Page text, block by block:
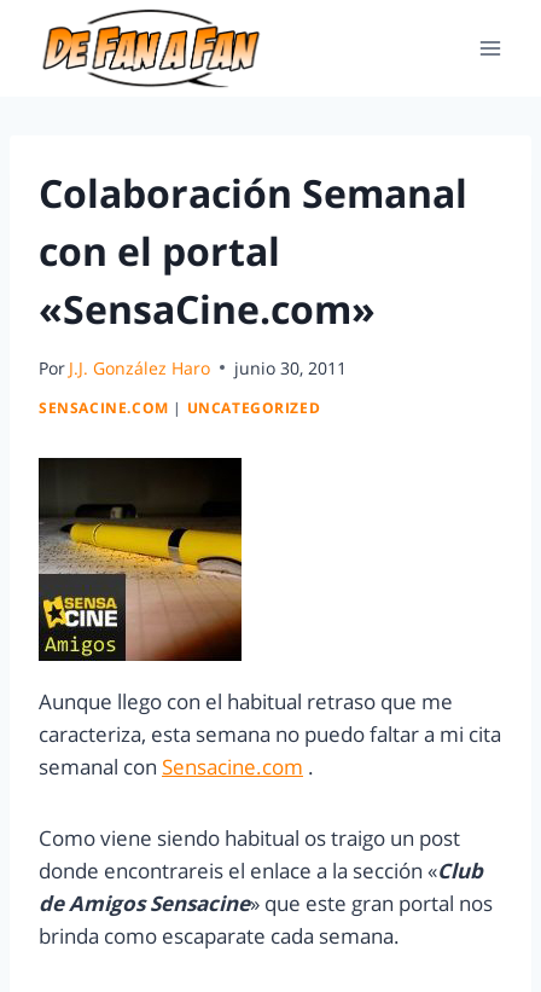
Colaboración Semanal
con el portal
«SensaCine.com»
Por J.J. González Haro junio 30, 2011
SENSACINE.COM | UNCATEGORIZED
Aunque llego con el habitual retraso que me
caracteriza, esta semana no puedo faltar a mi cita
semanal con Sensacine.com .
Como viene siendo habitual os traigo un post
donde encontrareis el enlace a la sección «Club
de Amigos Sensacine» que este gran portal nos
brinda como escaparate cada semana.